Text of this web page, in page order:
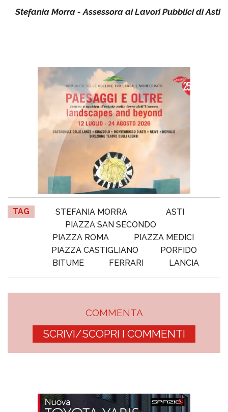
Stefania Morra - Assessora ai Lavori Pubblici di Asti
TAG STEFANIA MORRA
ASTI
PIAZZA SAN SECONDO
PIAZZA ROMA
PIAZZA MEDICI
PIAZZA CASTIGLIANO
PORFIDO
BITUME
FERRARI LANCIA
COMMENTA
SCRIVI/SCOPRI I COMMENTI